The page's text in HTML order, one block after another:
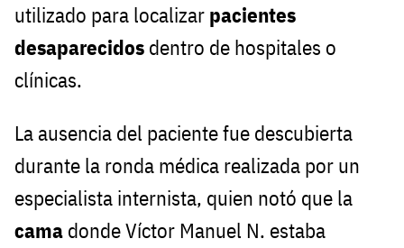
utilizado para localizar pacientes
desaparecidos dentro de hospitales o
clínicas.
La ausencia del paciente fue descubierta
durante la ronda médica realizada por un
especialista internista, quien notó que la
cama donde Víctor Manuel N. estaba